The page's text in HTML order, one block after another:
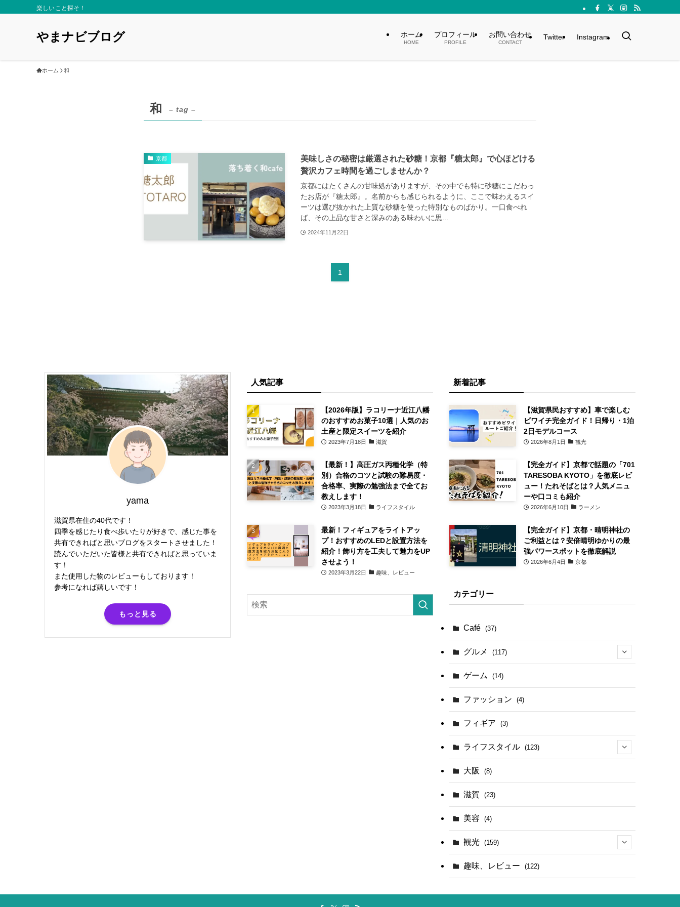
楽しいこと探そ！
やまナビブログ ホーム
HOME
プロフィール
PROFILE
お問い合わせ
CONTACT
Twitter Instagram
ホーム 和
和 – tag –
京都
美味しさの秘密は厳選された砂糖！京都『糖太郎』で心ほどける
贅沢カフェ時間を過ごしませんか？
京都にはたくさんの甘味処がありますが、その中でも特に砂糖にこだわっ
たお店が『糖太郎』。名前からも感じられるように、ここで味わえるスイ
ーツは選び抜かれた上質な砂糖を使った特別なものばかり。一口食べれ
ば、その上品な甘さと深みのある味わいに思...
2024年11月22日
1
yama
滋賀県在住の40代です！
四季を感じたり食べ歩いたりが好きで、感じた事を
共有できればと思いブログをスタートさせました！
読んでいただいた皆様と共有できればと思っていま
す！
また使用した物のレビューもしております！
参考になれば嬉しいです！
もっと見る
人気記事
【2026年版】ラコリーナ近江八幡
のおすすめお菓子10選｜人気のお
土産と限定スイーツを紹介
2023年7月18日 滋賀
【最新！】高圧ガス丙種化学（特
別）合格のコツと試験の難易度・
合格率、実際の勉強法まで全てお
教えします！
2023年3月18日 ライフスタイル
最新！フィギュアをライトアッ
プ！おすすめのLEDと設置方法を
紹介！飾り方を工夫して魅力をUP
させよう！
2023年3月22日 趣味、レビュー
新着記事
【滋賀県民おすすめ】車で楽しむ
ビワイチ完全ガイド！日帰り・1泊
2日モデルコース
2026年8月1日 観光
【完全ガイド】京都で話題の「701
TARESOBA KYOTO」を徹底レビ
ュー！たれそばとは？人気メニュ
ーや口コミも紹介
2026年6月10日 ラーメン
【完全ガイド】京都・晴明神社の
ご利益とは？安倍晴明ゆかりの最
強パワースポットを徹底解説
2026年6月4日 京都
カテゴリー
Café (37)
グルメ (117)
(41)
(17)
(4)
ゲーム (14)
ファッション (4)
フィギア (3)
ライフスタイル (123)
(44)
大阪 (8)
滋賀 (23)
美容 (4)
観光 (159)
(142)
趣味、レビュー (122)